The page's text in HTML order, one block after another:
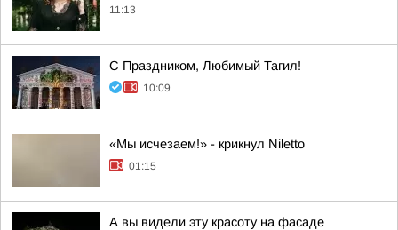
11:13
С Праздником, Любимый Тагил!
10:09
«Мы исчезаем!» - крикнул Niletto
01:15
А вы видели эту красоту на фасаде